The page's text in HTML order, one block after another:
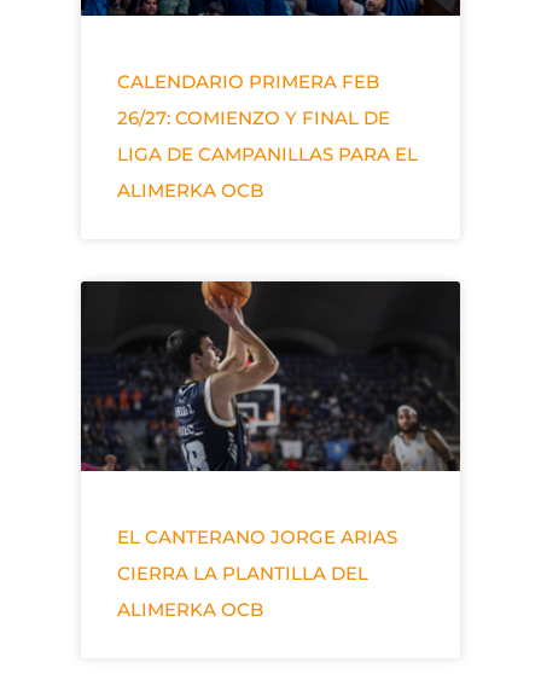
CALENDARIO PRIMERA FEB
26/27: COMIENZO Y FINAL DE
LIGA DE CAMPANILLAS PARA EL
ALIMERKA OCB
EL CANTERANO JORGE ARIAS
CIERRA LA PLANTILLA DEL
ALIMERKA OCB